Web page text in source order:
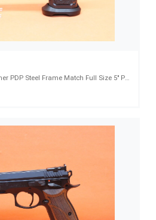
Ha.Pistole 9mmLuger Walther PDP Steel Frame Match Full Size 5" Polygonlauf/ Optics Ready SF